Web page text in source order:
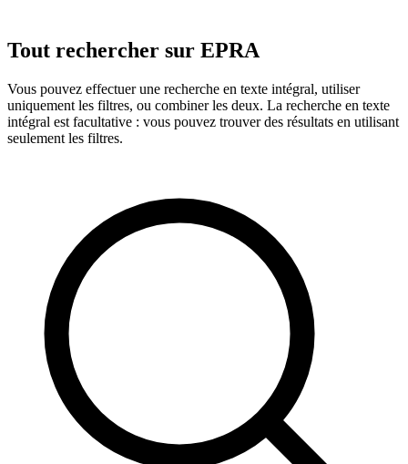
Tout rechercher sur EPRA
Vous pouvez effectuer une recherche en texte intégral, utiliser
uniquement les filtres, ou combiner les deux. La recherche en texte
intégral est facultative : vous pouvez trouver des résultats en utilisant
seulement les filtres.